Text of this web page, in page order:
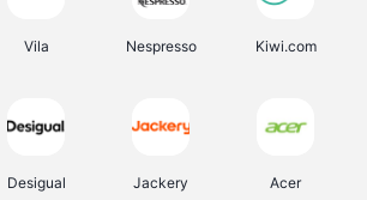
Vila Nespresso Kiwi.com
Desigual Jackery Acer